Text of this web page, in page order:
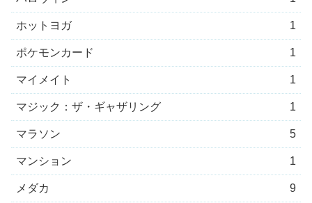
ホットヨガ 1
ポケモンカード 1
マイメイト 1
マジック：ザ・ギャザリング 1
マラソン 5
マンション 1
メダカ 9